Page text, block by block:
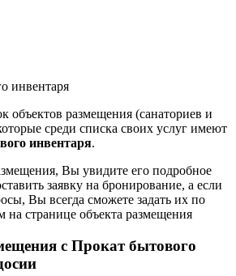
инвентаря
объектов размещения (санаториев и
среди списка своих услуг имеют
инвентаря.
Вы увидите его подробное
заявку на бронирование, а если
Вы всегда сможете задать их по
на странице объекта размещения
с Прокат бытового